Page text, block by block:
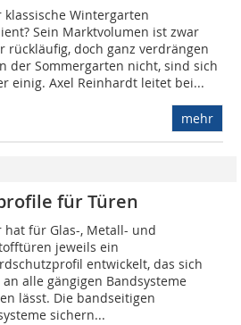
klassische Wintergarten
Sein Marktvolumen ist zwar
rückläufig, doch ganz verdrängen
der Sommergarten nicht, sind sich
einig. Axel Reinhardt leitet bei...
mehr
für Türen
hat für Glas-, Metall- und
jeweils ein
entwickelt, das sich
alle gängigen Bandsysteme
lässt. Die bandseitigen
sichern...